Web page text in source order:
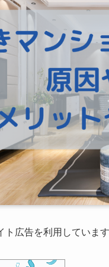
ト広告を利用しています